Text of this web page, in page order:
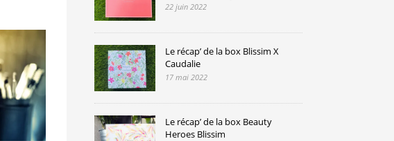
22 juin 2022
Le récap’ de la box Blissim X
Caudalie
17 mai 2022
Le récap’ de la box Beauty
Heroes Blissim